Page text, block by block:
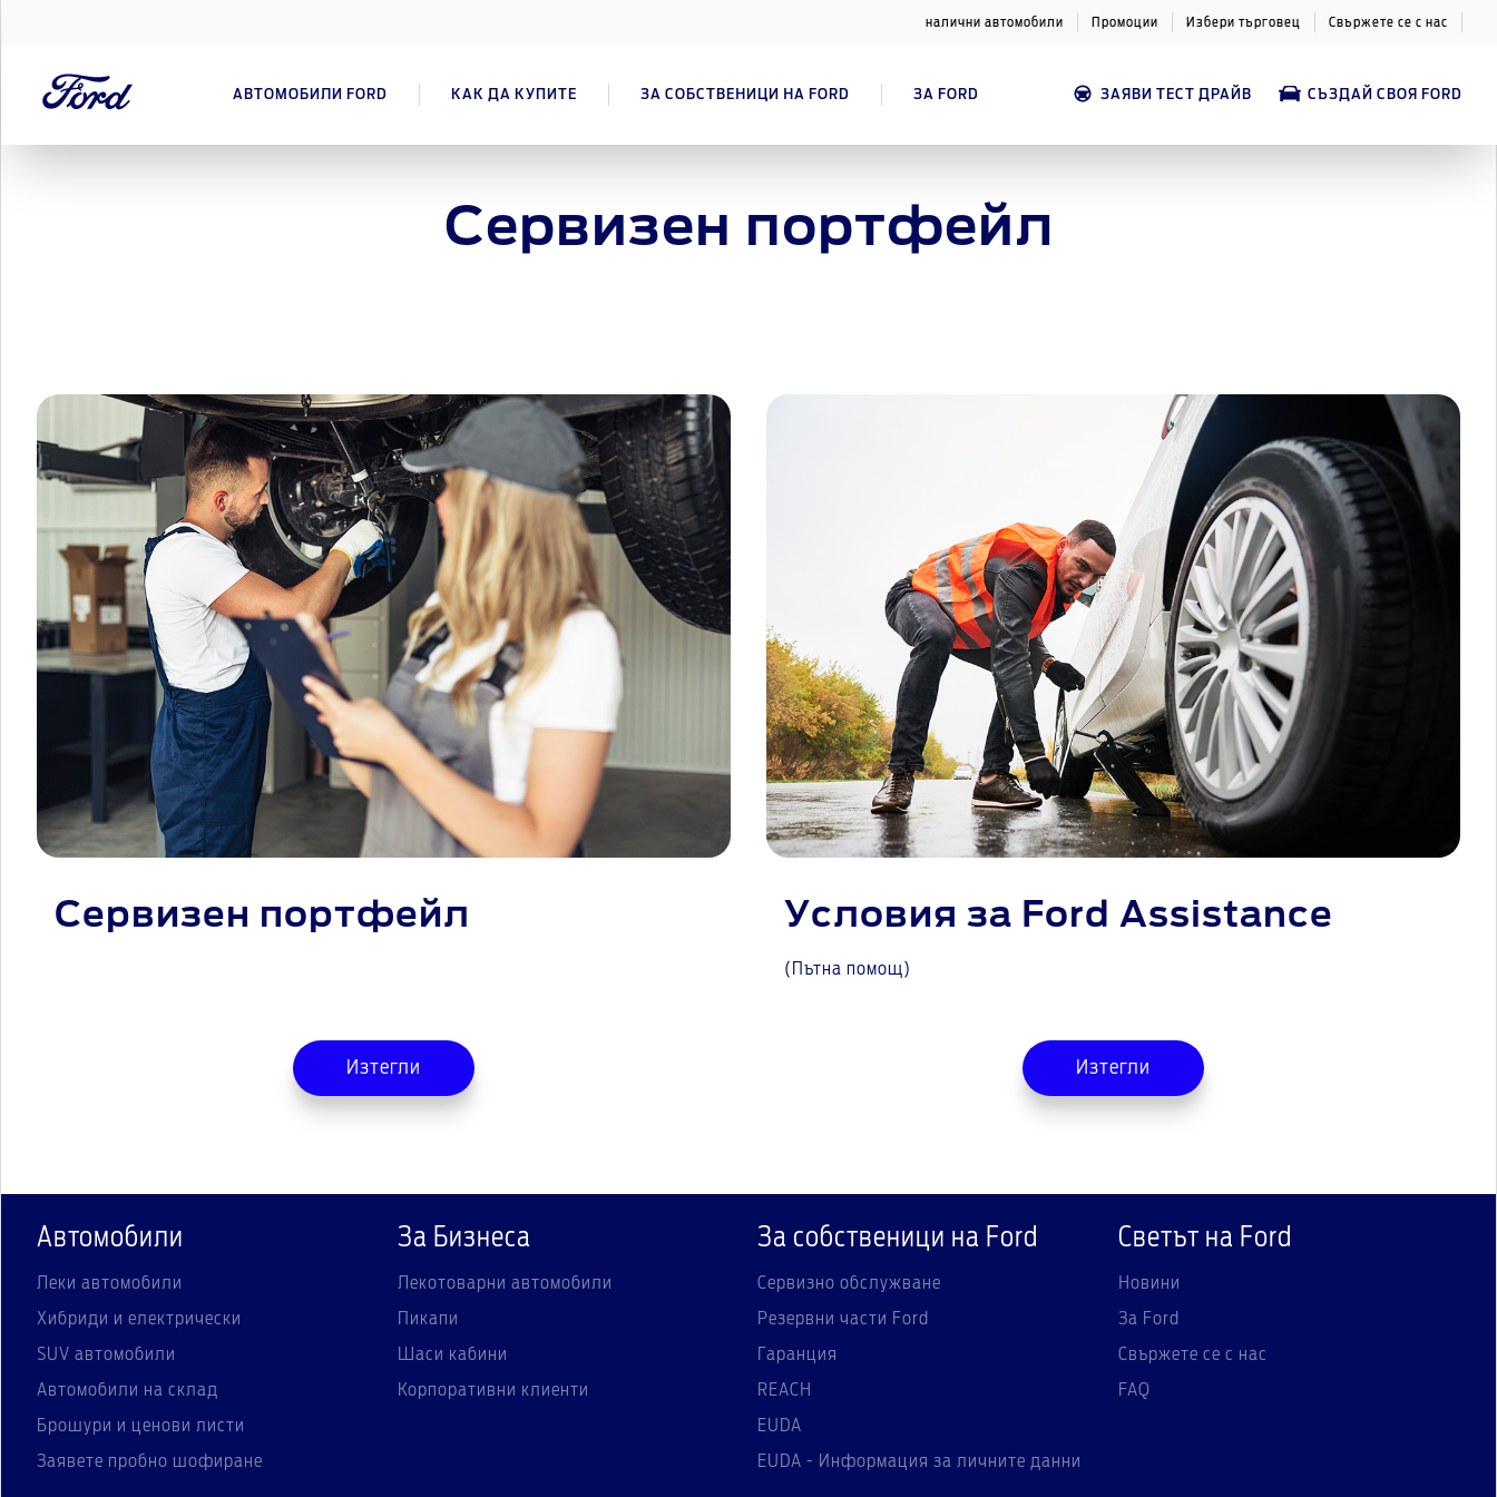
налични автомобили Промоции Избери търговец Свържете се с нас
АВТОМОБИЛИ FORD КАК ДА КУПИТЕ ЗА СОБСТВЕНИЦИ НА FORD ЗА FORD ЗАЯВИ ТЕСТ ДРАЙВ СЪЗДАЙ СВОЯ FORD
Сервизен портфейл
Сервизен портфейл
Изтегли
Условия за Ford Assistance
(Пътна помощ)
Изтегли
Автомобили
Леки автомобили
Хибриди и електрически
SUV автомобили
Автомобили на склад
Брошури и ценови листи
Заявете пробно шофиране
За Бизнеса
Лекотоварни автомобили
Пикапи
Шаси кабини
Корпоративни клиенти
За собственици на Ford
Сервизно обслужване
Резервни части Ford
Гаранция
REACH
EUDA
EUDA - Информация за личните данни
Светът на Ford
Новини
За Ford
Свържете се с нас
FAQ